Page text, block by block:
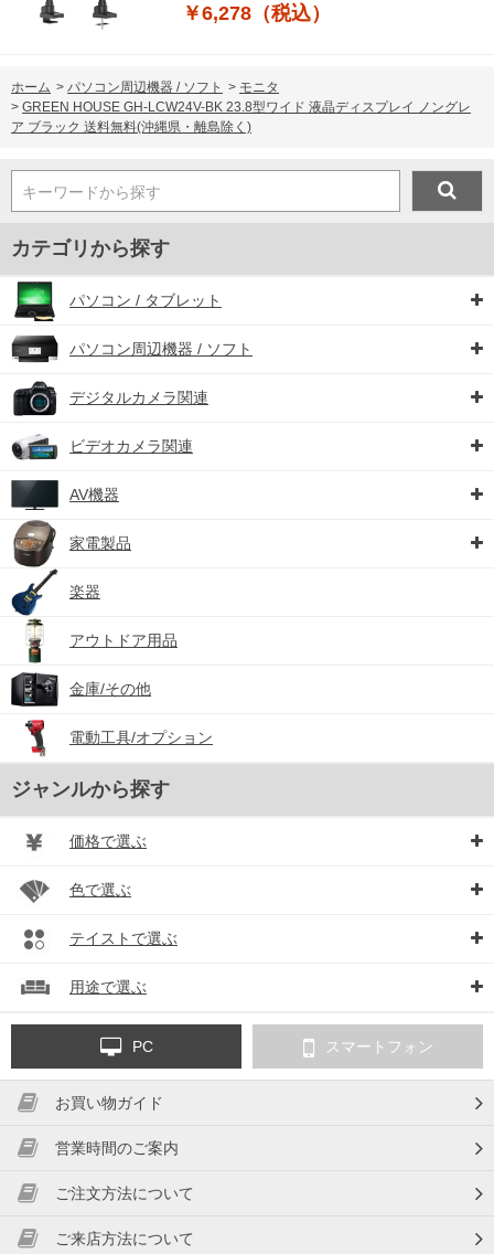
￥6,278（税込）
ホーム > パソコン周辺機器 / ソフト > モニタ
> GREEN HOUSE GH-LCW24V-BK 23.8型ワイド 液晶ディスプレイ ノングレ
ア ブラック 送料無料(沖縄県・離島除く)
キーワードから探す
カテゴリから探す
パソコン / タブレット
パソコン周辺機器 / ソフト
デジタルカメラ関連
ビデオカメラ関連
AV機器
家電製品
楽器
アウトドア用品
金庫/その他
電動工具/オプション
ジャンルから探す
価格で選ぶ
色で選ぶ
テイストで選ぶ
用途で選ぶ
PC スマートフォン
お買い物ガイド
営業時間のご案内
ご注文方法について
ご来店方法について